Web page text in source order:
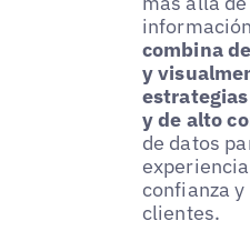
combina
y
y de alto
de datos
confianza
clientes.